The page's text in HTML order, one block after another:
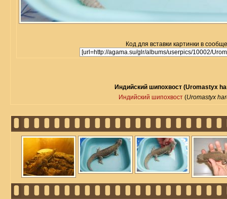
Код для вставки картинки в
Индийский шипохвост (Uromastyx
Индийский шипохвост (Uromastyx